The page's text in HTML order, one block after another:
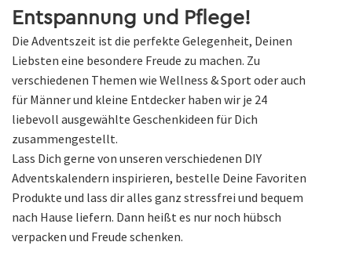
Entspannung und Pflege!
Die Adventszeit ist die perfekte Gelegenheit, Deinen
Liebsten eine besondere Freude zu machen. Zu
verschiedenen Themen wie Wellness & Sport oder auch
für Männer und kleine Entdecker haben wir je 24
liebevoll ausgewählte Geschenkideen für Dich
zusammengestellt.
Lass Dich gerne von unseren verschiedenen DIY
Adventskalendern inspirieren, bestelle Deine Favoriten
Produkte und lass dir alles ganz stressfrei und bequem
nach Hause liefern. Dann heißt es nur noch hübsch
verpacken und Freude schenken.